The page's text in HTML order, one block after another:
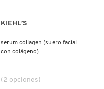
KIEHL’S
serum collagen (suero facial
con colágeno)
(2 opciones)